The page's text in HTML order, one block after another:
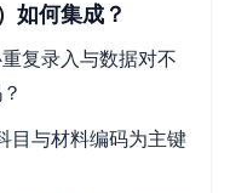
如何集成？
复录入与数据对不
目与材料编码为主键